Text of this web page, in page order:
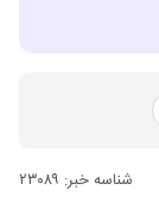
شناسه خبر: ۲۳۰۸۹